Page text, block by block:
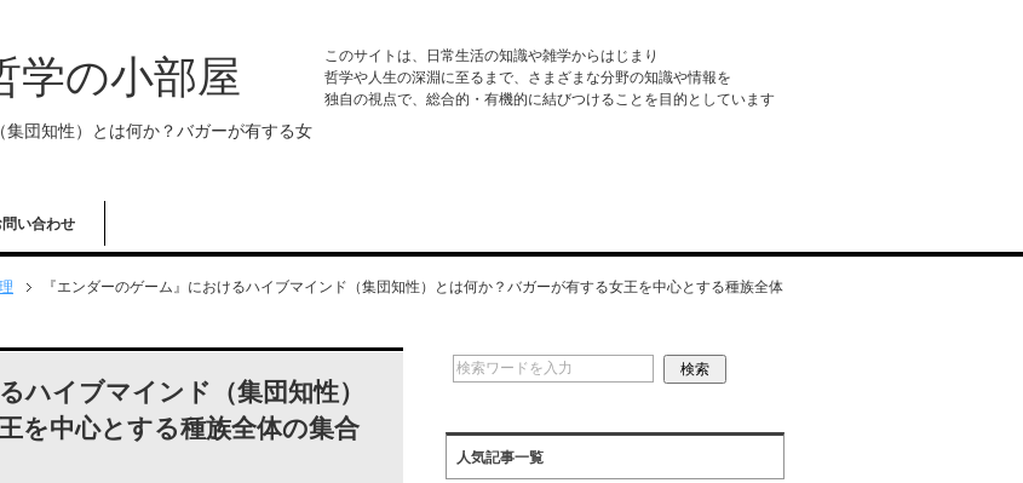
学の小部屋
集団知性）とは何か？バガーが有する女
このサイトは、日常生活の知識や雑学からはじまり
哲学や人生の深淵に至るまで、さまざまな分野の知識や情報を
独自の視点で、総合的・有機的に結びつけることを目的としています
問い合わせ
『エンダーのゲーム』におけるハイブマインド（集団知性）とは何か？バガーが有する女王を中心とする種族全体
ハイブマインド（集団知性）
を中心とする種族全体の集合
人気記事一覧